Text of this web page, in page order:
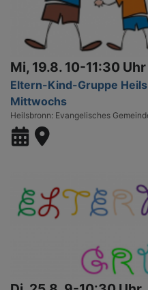
Mi, 19.8. 10-11:30 Uhr
Eltern-Kind-Gruppe
Mittwochs
Heilsbronn Evangelisches